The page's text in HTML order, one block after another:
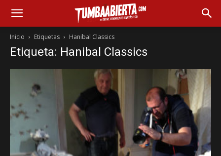
Inicio Etiquetas Hanibal Classics
Etiqueta: Hanibal Classics